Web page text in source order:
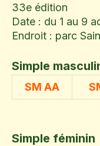
33e édition
Date : du 1 au 9
Endroit : parc
Simple
SM AA
Simple féminin